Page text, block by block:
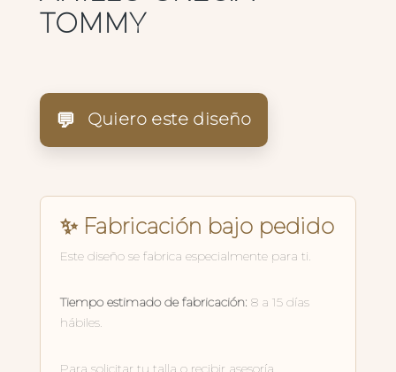
TOMMY
💬 Quiero este diseño
✨ Fabricación bajo pedido
Este diseño se fabrica especialmente para ti.
Tiempo estimado de fabricación: 8 a 15 días
hábiles.
Para solicitar tu talla o recibir asesoría